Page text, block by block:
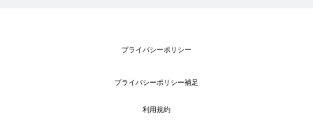
プライバシーポリシー
プライバシーポリシー補足
利用規約